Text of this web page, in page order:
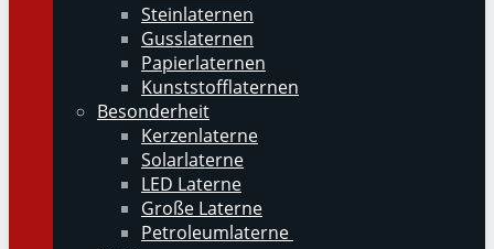
Steinlaternen
Gusslaternen
Papierlaternen
Kunststofflaternen
Besonderheit
Kerzenlaterne
Solarlaterne
LED Laterne
Große Laterne
Petroleumlaterne